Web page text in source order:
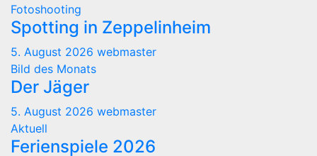
Fotoshooting
Spotting in Zeppelinheim
5. August 2026 webmaster
Bild des Monats
Der Jäger
5. August 2026 webmaster
Aktuell
Ferienspiele 2026